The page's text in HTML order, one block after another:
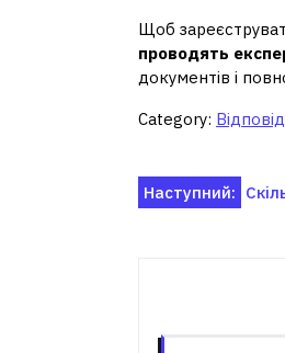
Щоб
проводять
документів і
Category:
Наступний: